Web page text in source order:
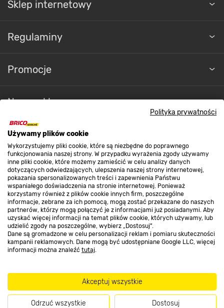
Polityka prywatności
Używamy plików cookie
Wykorzystujemy pliki cookie, które są niezbędne do poprawnego
funkcjonowania naszej strony. W przypadku wyrażenia zgody używamy
inne pliki cookie, które możemy zamieścić w celu analizy danych
dotyczących odwiedzających, ulepszenia naszej strony internetowej,
pokazania spersonalizowanych treści i zapewnienia Państwu
wspaniałego doświadczenia na stronie internetowej. Ponieważ
korzystamy również z plików cookie innych firm, poszczególne
informacje, zebrane za ich pomocą, mogą zostać przekazane do naszych
partnerów, którzy mogą połączyć je z informacjami już posiadanymi. Aby
uzyskać więcej informacji na temat plików cookie, których używamy, lub
udzielić zgody na poszczególne, wybierz „Dostosuj”.
Dane są gromadzone w celu personalizacji reklam i pomiaru skuteczności
kampanii reklamowych. Dane mogą być udostępniane Google LLC, więcej
informacji można znaleźć tutaj.
Akceptuj wszystkie
Odrzuć wszystkie Dostosuj
O nas
Kontakt do sklepu
Strefa biznesu
Dołącz do nas